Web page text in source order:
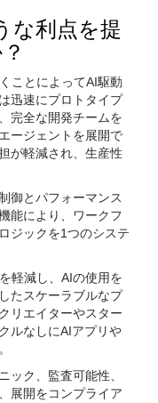
な利点を提
ことによってAI駆動
迅速にプロトタイプ
完全な開発チームを
ージェントを展開で
が軽減され、生産性
御とパフォーマンス
能により、ワークフ
ジックを1つのシステ
軽減し、AIの使用を
たスケーラブルなプ
リエイターやスター
ルなしにAIアプリや
ック、監査可能性、
展開をコンプライア